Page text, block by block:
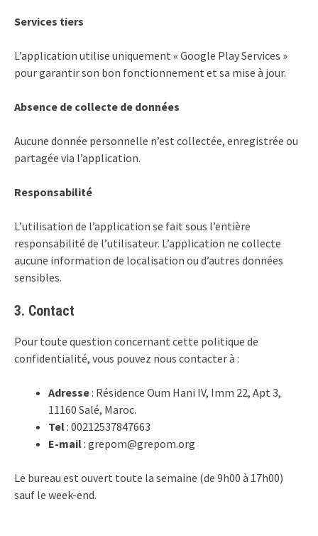
Services tiers
L’application utilise uniquement « Google Play Services »
pour garantir son bon fonctionnement et sa mise à jour.
Absence de collecte de données
Aucune donnée personnelle n’est collectée, enregistrée ou
partagée via l’application.
Responsabilité
L’utilisation de l’application se fait sous l’entière
responsabilité de l’utilisateur. L’application ne collecte
aucune information de localisation ou d’autres données
sensibles.
3. Contact
Pour toute question concernant cette politique de
confidentialité, vous pouvez nous contacter à :
Adresse: Résidence Oum Hani IV, Imm 22, Apt 3,
11160 Salé, Maroc.
Tel: 00212537847663
E-mail: grepom@grepom.org
Le bureau est ouvert toute la semaine (de 9h00 à 17h00)
sauf le week-end.